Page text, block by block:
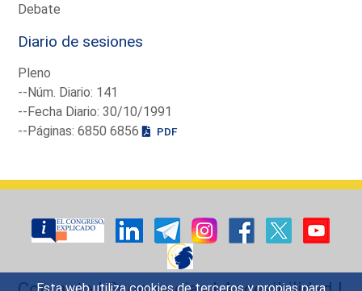
Debate
Diario de sesiones
Pleno
--Núm. Diario: 141
--Fecha Diario: 30/10/1991
--Páginas: 6850 6856
PDF